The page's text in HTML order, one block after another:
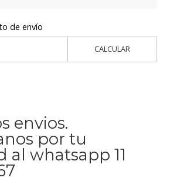
de envío
CALCULAR
envios.
por tu
al whatsapp 11